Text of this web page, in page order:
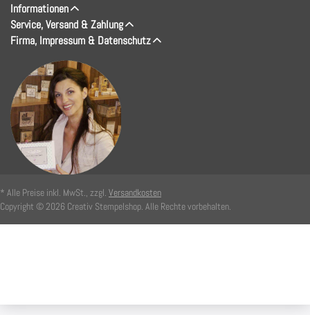
Informationen
Service, Versand & Zahlung
Firma, Impressum & Datenschutz
* Alle Preise inkl. MwSt., zzgl. Versandkosten
Copyright © 2026 Creativ Stempelshop. Alle Rechte vorbehalten.